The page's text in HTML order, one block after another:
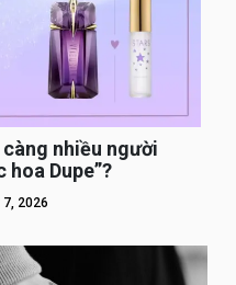
nhiều người
hoa Dupe”?
2026